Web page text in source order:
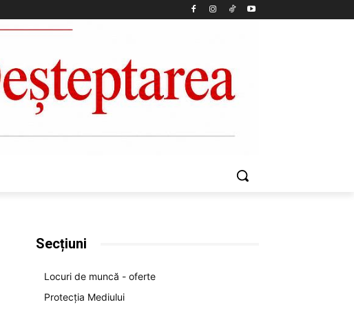
Secțiuni
Locuri de muncă - oferte
Protecția Mediului